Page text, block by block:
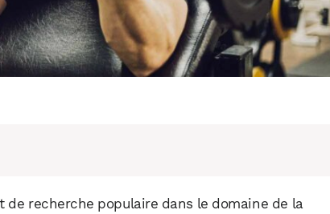
de recherche populaire dans le domaine de la